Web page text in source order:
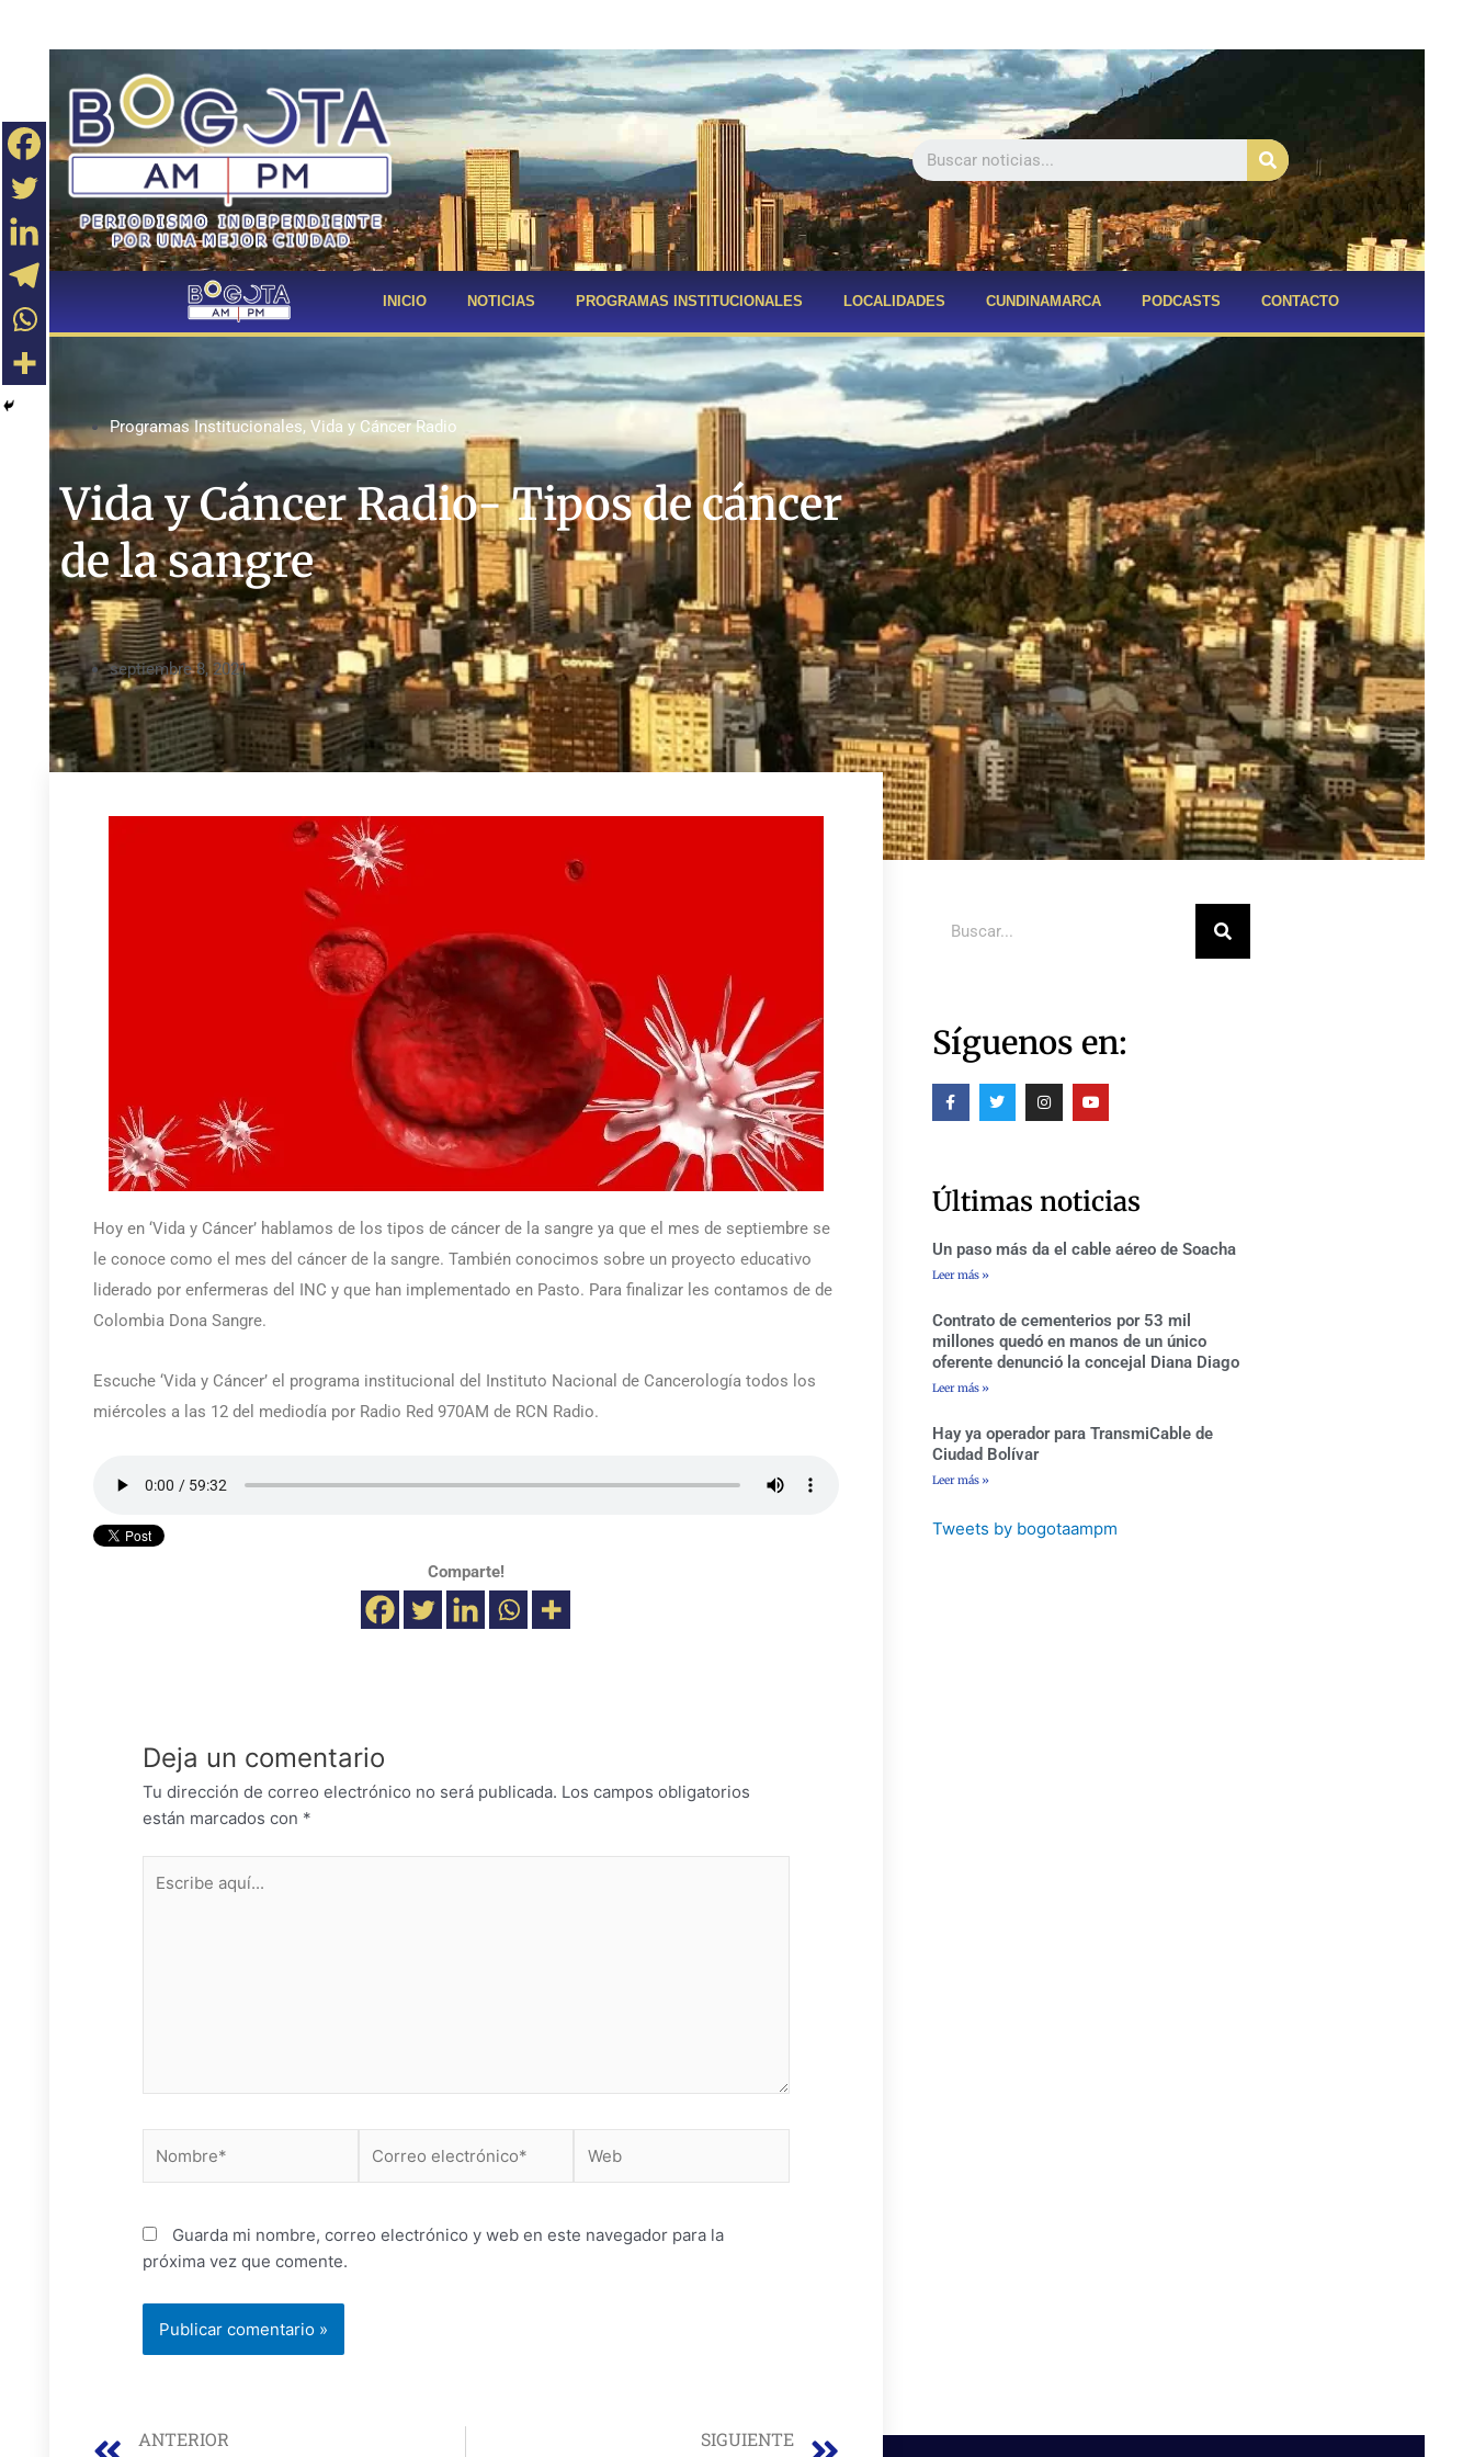
Buscar
INICIO NOTICIAS PROGRAMAS INSTITUCIONALES LOCALIDADES CUNDINAMARCA PODCASTS CONTACTO
Programas Institucionales, Vida y Cáncer Radio
Vida y Cáncer Radio- Tipos de cáncer
de la sangre
septiembre 8, 2021
Hoy en ‘Vida y Cáncer’ hablamos de los tipos de cáncer de la sangre ya que el mes de septiembre se
le conoce como el mes del cáncer de la sangre. También conocimos sobre un proyecto educativo
liderado por enfermeras del INC y que han implementado en Pasto. Para finalizar les contamos de de
Colombia Dona Sangre.
Escuche ‘Vida y Cáncer’ el programa institucional del Instituto Nacional de Cancerología todos los
miércoles a las 12 del mediodía por Radio Red 970AM de RCN Radio.
Comparte!
Deja un comentario
Tu dirección de correo electrónico no será publicada. Los campos obligatorios
están marcados con *
aquí...
electrónico*
Guarda mi nombre, correo electrónico y web en este navegador para la
próxima vez que comente.
Prev
ANTERIOR SIGUIENTE Next
Síguenos en:
F
a
c
k
-
T
w
i
I
n
s
a
m
Y
o
u
Últimas noticias
Un paso más da el cable aéreo de Soacha
Leer más »
Contrato de cementerios por 53 mil
millones quedó en manos de un único
oferente denunció la concejal Diana Diago
Leer más »
Hay ya operador para TransmiCable de
Ciudad Bolívar
Leer más »
Tweets by bogotaampm